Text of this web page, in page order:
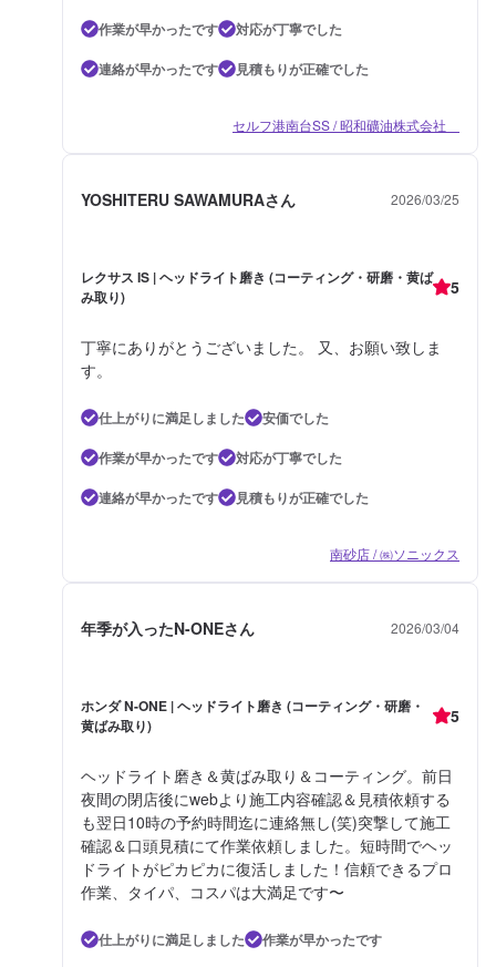
作業が早かったです
対応が丁寧でした
連絡が早かったです
見積もりが正確でした
セルフ港南台SS / 昭和礦油株式会社
YOSHITERU SAWAMURAさん 2026/03/25
レクサス IS | ヘッドライト磨き (コーティング・研磨・黄ば
み取り)
5
丁寧にありがとうございました。 又、お願い致しま
す。
仕上がりに満足しました
安価でした
作業が早かったです
対応が丁寧でした
連絡が早かったです
見積もりが正確でした
南砂店 / ㈱ソニックス
年季が入ったN-ONEさん 2026/03/04
ホンダ N-ONE | ヘッドライト磨き (コーティング・研磨・
黄ばみ取り)
5
ヘッドライト磨き＆黄ばみ取り＆コーティング。前日
夜間の閉店後にwebより施工内容確認＆見積依頼する
も翌日10時の予約時間迄に連絡無し(笑)突撃して施工
確認＆口頭見積にて作業依頼しました。短時間でヘッ
ドライトがピカピカに復活しました！信頼できるプロ
作業、タイパ、コスパは大満足です〜
仕上がりに満足しました
作業が早かったです